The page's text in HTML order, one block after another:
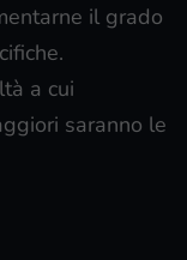
il grado
a cui
saranno le